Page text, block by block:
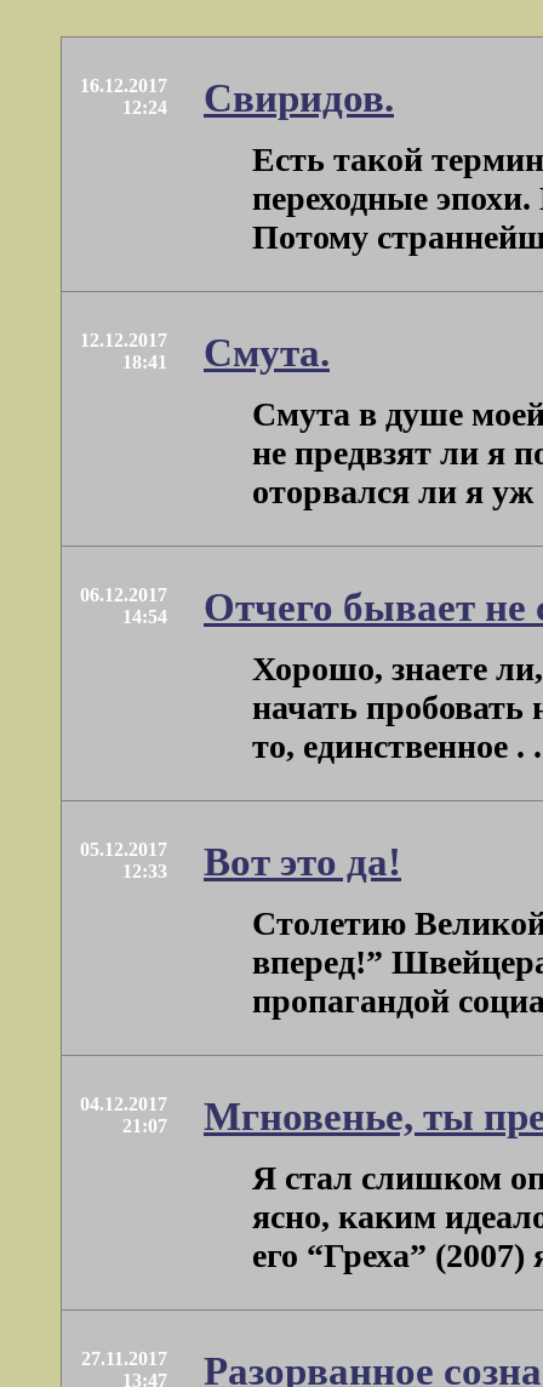
16.12.2017
12:24
Свиридов.
Есть такой
переходные
Потому
12.12.2017
18:41
Смута.
Смута в душе
не предвзят ли я
оторвался ли я
06.12.2017
14:54
Отчего бывает не
Хорошо, знаете
начать пробовать
то, единственное .
05.12.2017
12:33
Вот это да!
Столетию
вперед!”
пропагандой
04.12.2017
21:07
Мгновенье, ты
Я стал слишком
ясно, каким
его “Греха”
27.11.2017
13:47
Разорванное